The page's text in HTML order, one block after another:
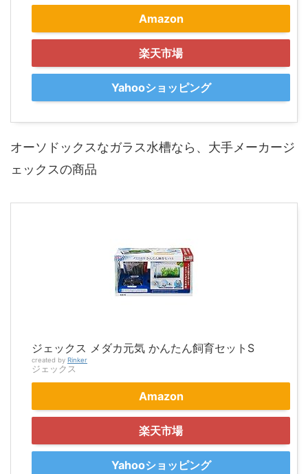
Amazon
楽天市場
Yahooショッピング
オーソドックスなガラス水槽なら、大手メーカージ
ェックスの商品
ジェックス メダカ元気 かんたん飼育セットS
created by Rinker
ジェックス
Amazon
楽天市場
Yahooショッピング